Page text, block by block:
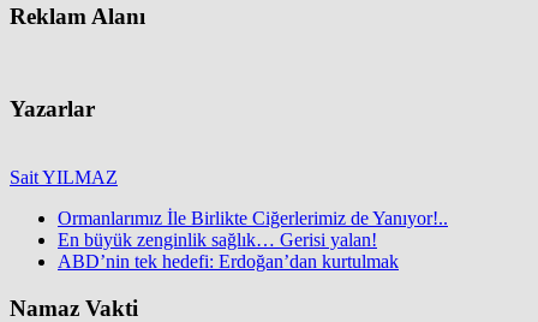
Reklam Alanı
Yazarlar
Sait YILMAZ
Ormanlarımız İle Birlikte Ciğerlerimiz de Yanıyor!..
En büyük zenginlik sağlık… Gerisi yalan!
ABD’nin tek hedefi: Erdoğan’dan kurtulmak
Namaz Vakti